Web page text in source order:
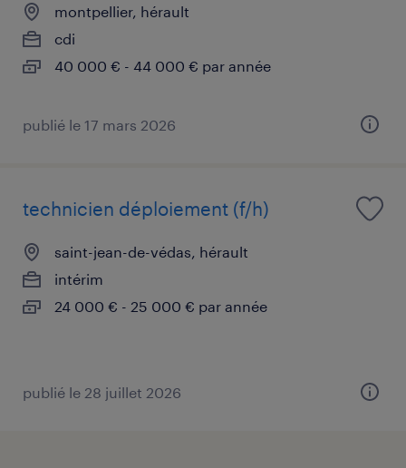
montpellier, hérault
cdi
40 000 € - 44 000 € par année
publié le 17 mars 2026
technicien déploiement (f/h)
saint-jean-de-védas, hérault
intérim
24 000 € - 25 000 € par année
publié le 28 juillet 2026